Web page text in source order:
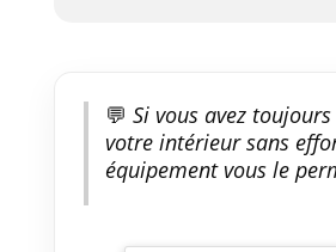
s’allumeront et
automatiquement
selon vos paramètres,
prendront également
💬 Si vous avez
votre intérieur sans
équipement vous le